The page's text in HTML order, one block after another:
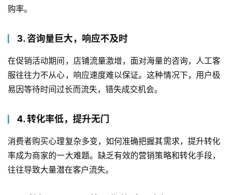
购率。
3. 咨询量巨大，响应不及时
在促销活动期间，店铺流量激增，面对海量的咨询，人工客
服往往力不从心，响应速度难以保证。这种情况下，用户极
易因等待时间过长而流失，错失成交机会。
4. 转化率低，提升无门
消费者购买心理复杂多变，如何准确把握其需求，提升转化
率成为商家的一大难题。缺乏有效的营销策略和转化手段，
往往导致大量潜在客户流失。